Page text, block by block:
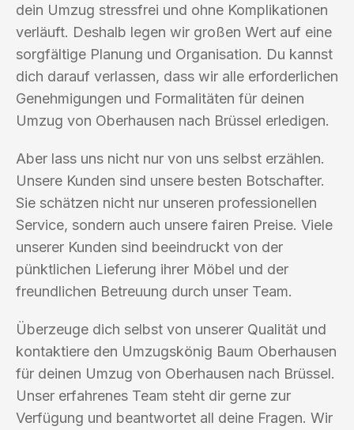
dein Umzug stressfrei und ohne Komplikationen
verläuft. Deshalb legen wir großen Wert auf eine
sorgfältige Planung und Organisation. Du kannst
dich darauf verlassen, dass wir alle erforderlichen
Genehmigungen und Formalitäten für deinen
Umzug von Oberhausen nach Brüssel erledigen.
Aber lass uns nicht nur von uns selbst erzählen.
Unsere Kunden sind unsere besten Botschafter.
Sie schätzen nicht nur unseren professionellen
Service, sondern auch unsere fairen Preise. Viele
unserer Kunden sind beeindruckt von der
pünktlichen Lieferung ihrer Möbel und der
freundlichen Betreuung durch unser Team.
Überzeuge dich selbst von unserer Qualität und
kontaktiere den Umzugskönig Baum Oberhausen
für deinen Umzug von Oberhausen nach Brüssel.
Unser erfahrenes Team steht dir gerne zur
Verfügung und beantwortet all deine Fragen. Wir